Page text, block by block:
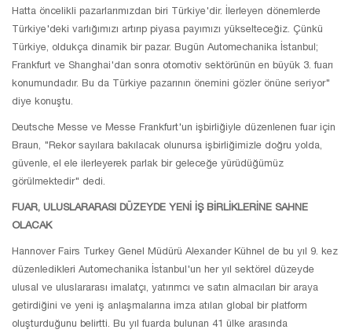
Hatta öncelikli pazarlarımızdan biri Türkiye'dir. İlerleyen dönemlerde
Türkiye'deki varlığımızı artırıp piyasa payımızı yükselteceğiz. Çünkü
Türkiye, oldukça dinamik bir pazar. Bugün Automechanika İstanbul;
Frankfurt ve Shanghai'dan sonra otomotiv sektörünün en büyük 3. fuarı
konumundadır. Bu da Türkiye pazarının önemini gözler önüne seriyor"
diye konuştu.
Deutsche Messe ve Messe Frankfurt'un işbirliğiyle düzenlenen fuar için
Braun, "Rekor sayılara bakılacak olunursa işbirliğimizle doğru yolda,
güvenle, el ele ilerleyerek parlak bir geleceğe yürüdüğümüz
görülmektedir" dedi.
FUAR, ULUSLARARASI DÜZEYDE YENİ İŞ BİRLİKLERİNE SAHNE
OLACAK
Hannover Fairs Turkey Genel Müdürü Alexander Kühnel de bu yıl 9. kez
düzenledikleri Automechanika İstanbul'un her yıl sektörel düzeyde
ulusal ve uluslararası imalatçı, yatırımcı ve satın almacıları bir araya
getirdiğini ve yeni iş anlaşmalarına imza atılan global bir platform
oluşturduğunu belirtti. Bu yıl fuarda bulunan 41 ülke arasında